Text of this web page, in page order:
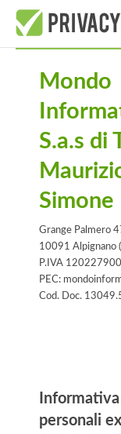
Mondo
S.a.s di
Simone
Grange Palmero
10091 Alpignano
P.IVA
PEC:
Cod. Doc.
personali